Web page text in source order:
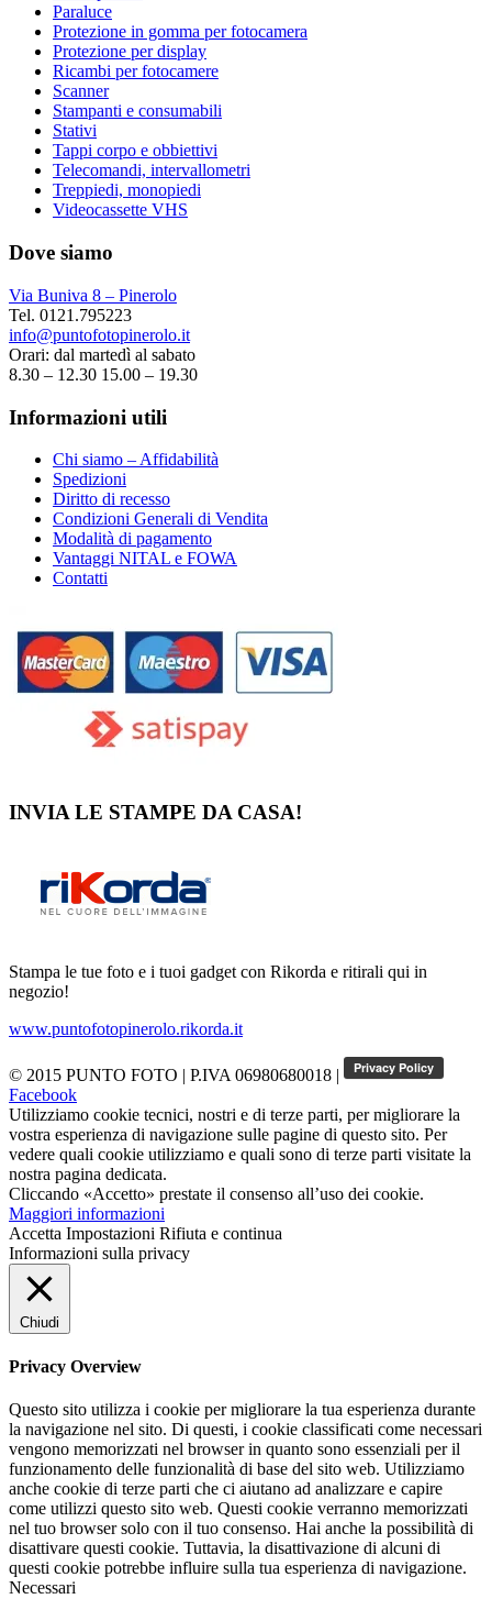
Paraluce
Protezione in gomma per fotocamera
Protezione per display
Ricambi per fotocamere
Scanner
Stampanti e consumabili
Stativi
Tappi corpo e obbiettivi
Telecomandi, intervallometri
Treppiedi, monopiedi
Videocassette VHS
Dove siamo
Via Buniva 8 – Pinerolo
Tel. 0121.795223
info@puntofotopinerolo.it
Orari: dal martedì al sabato
8.30 – 12.30 15.00 – 19.30
Informazioni utili
Chi siamo – Affidabilità
Spedizioni
Diritto di recesso
Condizioni Generali di Vendita
Modalità di pagamento
Vantaggi NITAL e FOWA
Contatti
INVIA LE STAMPE DA CASA!
Stampa le tue foto e i tuoi gadget con Rikorda e ritirali qui in
negozio!
www.puntofotopinerolo.rikorda.it
© 2015 PUNTO FOTO | P.IVA 06980680018 |
Facebook
Utilizziamo cookie tecnici, nostri e di terze parti, per migliorare la
vostra esperienza di navigazione sulle pagine di questo sito. Per
vedere quali cookie utilizziamo e quali sono di terze parti visitate la
nostra pagina dedicata.
Cliccando «Accetto» prestate il consenso all’uso dei cookie.
Maggiori informazioni
Accetta Impostazioni Rifiuta e continua
Informazioni sulla privacy
Chiudi
Privacy Overview
Questo sito utilizza i cookie per migliorare la tua esperienza durante
la navigazione nel sito. Di questi, i cookie classificati come necessari
vengono memorizzati nel browser in quanto sono essenziali per il
funzionamento delle funzionalità di base del sito web. Utilizziamo
anche cookie di terze parti che ci aiutano ad analizzare e capire
come utilizzi questo sito web. Questi cookie verranno memorizzati
nel tuo browser solo con il tuo consenso. Hai anche la possibilità di
disattivare questi cookie. Tuttavia, la disattivazione di alcuni di
questi cookie potrebbe influire sulla tua esperienza di navigazione.
Necessari